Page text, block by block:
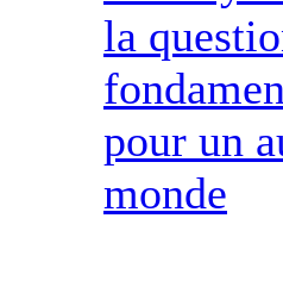
la
pour un
monde